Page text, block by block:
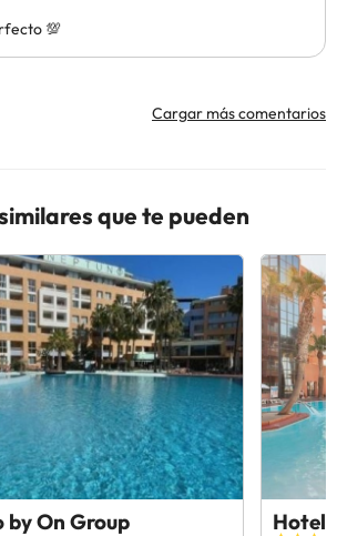
💯
Cargar más comentarios
que te pueden
by On Group Hotel